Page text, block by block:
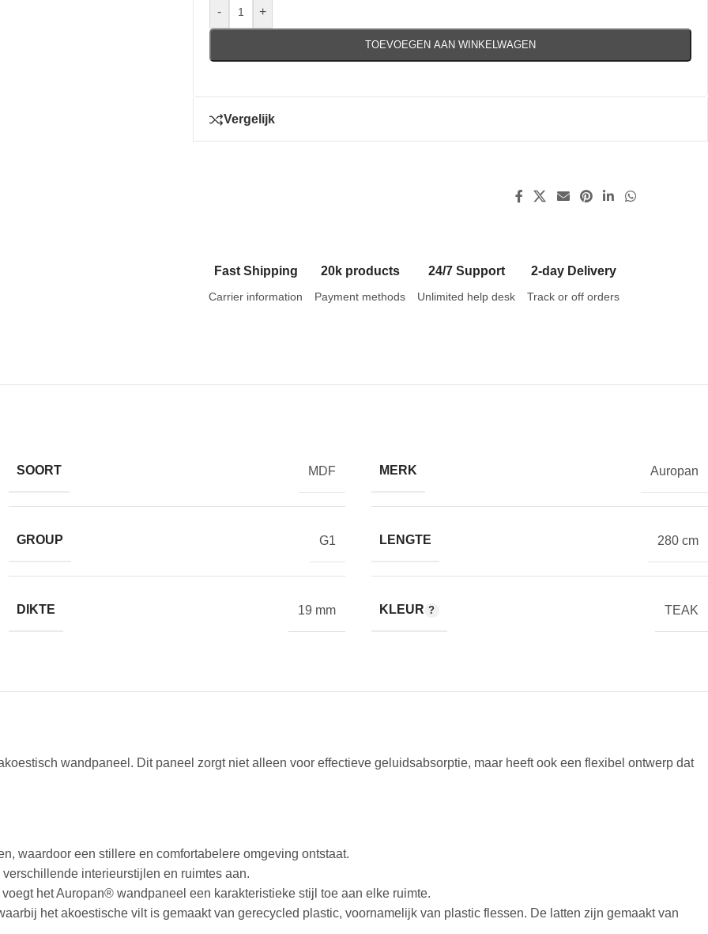
- +
TOEVOEGEN AAN WINKELWAGEN
Vergelijk
Fast Shipping
Carrier information
20k products
Payment methods
24/7 Support
Unlimited help desk
2-day Delivery
Track or off orders
SOORT MDF MERK Auropan
GROUP G1 LENGTE 280 cm
DIKTE 19 mm KLEUR TEAK
wandpaneel. Dit paneel zorgt niet alleen voor effectieve geluidsabsorptie, maar heeft ook een flexibel ontwerp dat
waardoor een stillere en comfortabelere omgeving ontstaat.
interieurstijlen en ruimtes aan.
het Auropan® wandpaneel een karakteristieke stijl toe aan elke ruimte.
het akoestische vilt is gemaakt van gerecycled plastic, voornamelijk van plastic flessen. De latten zijn gemaakt van